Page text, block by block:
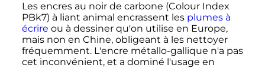
Les encres au noir de carbone (Colour Index
PBk7) à liant animal encrassent les plumes à
écrire ou à dessiner qu'on utilise en Europe,
mais non en Chine, obligeant à les nettoyer
fréquemment. L'encre métallo-gallique n'a pas
cet inconvénient, et a dominé l'usage en